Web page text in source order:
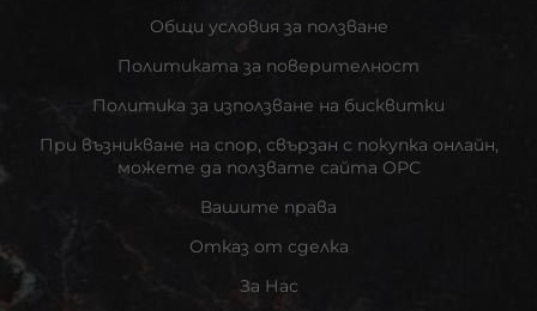
Общи условия за ползване
Политиката за поверителност
Политика за използване на бисквитки
При възникване на спор, свързан с покупка онлайн,
можете да ползвате сайта ОРС
Вашите права
Отказ от сделка
За Нас